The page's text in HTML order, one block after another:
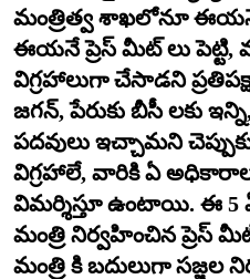
మంత్రిత్వ శాఖలోనూ ఈయనే
ఈయనే ప్రెస్ మీట్ లు పెట్టి,
విగ్రహాలుగా చేసాడని
జగన్, పేరుకు బీసీ లకు
పదవులు ఇచ్చామని
విగ్రహాలే, వారికి ఏ
విమర్శిస్తూ ఉంటాయి. ఈ 5
మంత్రి నిర్వహించిన ప్రెస్
మంత్రి కి బదులుగా సజ్జల